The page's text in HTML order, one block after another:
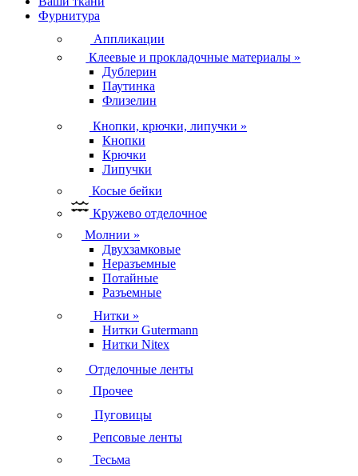
Фурнитура
Аппликации
Клеевые и прокладочные материалы »
Дублерин
Паутинка
Флизелин
Кнопки, крючки, липучки »
Кнопки
Крючки
Липучки
Косые бейки
Кружево отделочное
Молнии »
Двухзамковые
Неразъемные
Потайные
Разъемные
Нитки »
Нитки Gutermann
Нитки Nitex
Отделочные ленты
Прочее
Пуговицы
Репсовые ленты
Тесьма